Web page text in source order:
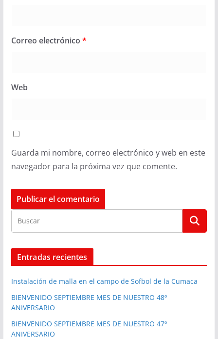
Correo electrónico *
Web
Guarda mi nombre, correo electrónico y web en este
navegador para la próxima vez que comente.
Entradas recientes
Instalación de malla en el campo de Sofbol de la Cumaca
BIENVENIDO SEPTIEMBRE MES DE NUESTRO 48º
ANIVERSARIO
BIENVENIDO SEPTIEMBRE MES DE NUESTRO 47º
ANIVERSARIO